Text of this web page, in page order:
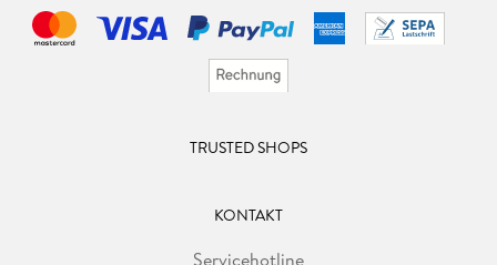
TRUSTED SHOPS
KONTAKT
Servicehotline